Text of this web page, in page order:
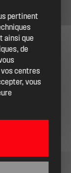
pertinent
ainsi que
de
centres
vous